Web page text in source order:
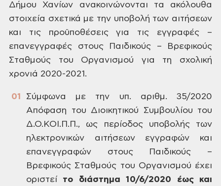
Δήμου Χανίων ανακοινώνονται τα ακόλουθα
στοιχεία σχετικά με την υποβολή των αιτήσεων
και τις προϋποθέσεις για τις εγγραφές –
επανεγγραφές στους Παιδικούς – Βρεφικούς
Σταθμούς του Οργανισμού για τη σχολική
χρονιά 2020-2021.
Σύμφωνα με την υπ. αριθμ. 35/2020
Απόφαση του Διοικητικού Συμβουλίου του
Δ.Ο.ΚΟΙ.Π.Π., ως περίοδος υποβολήςτων
ηλεκτρονικών αιτήσεων εγγραφών και
επανεγγραφών στους Παιδικούς –
Βρεφικούς Σταθμούς του Οργανισμού έχει
οριστεί το διάστημα 10/6/2020
έως και